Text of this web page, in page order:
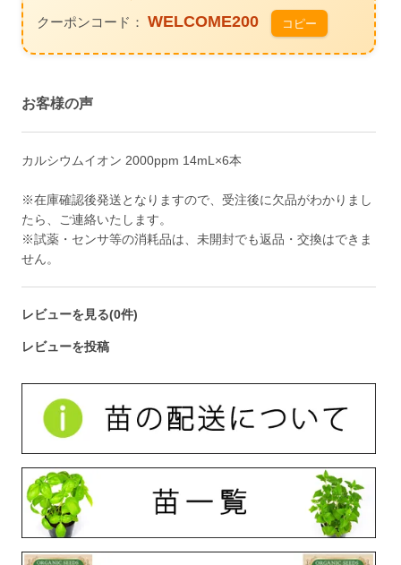
クーポンコード：WELCOME200 コピー
お客様の声
カルシウムイオン 2000ppm 14mL×6本
※在庫確認後発送となりますので、受注後に欠品がわかりまし
たら、ご連絡いたします。
※試薬・センサ等の消耗品は、未開封でも返品・交換はできま
せん。
レビューを見る(0件)
レビューを投稿